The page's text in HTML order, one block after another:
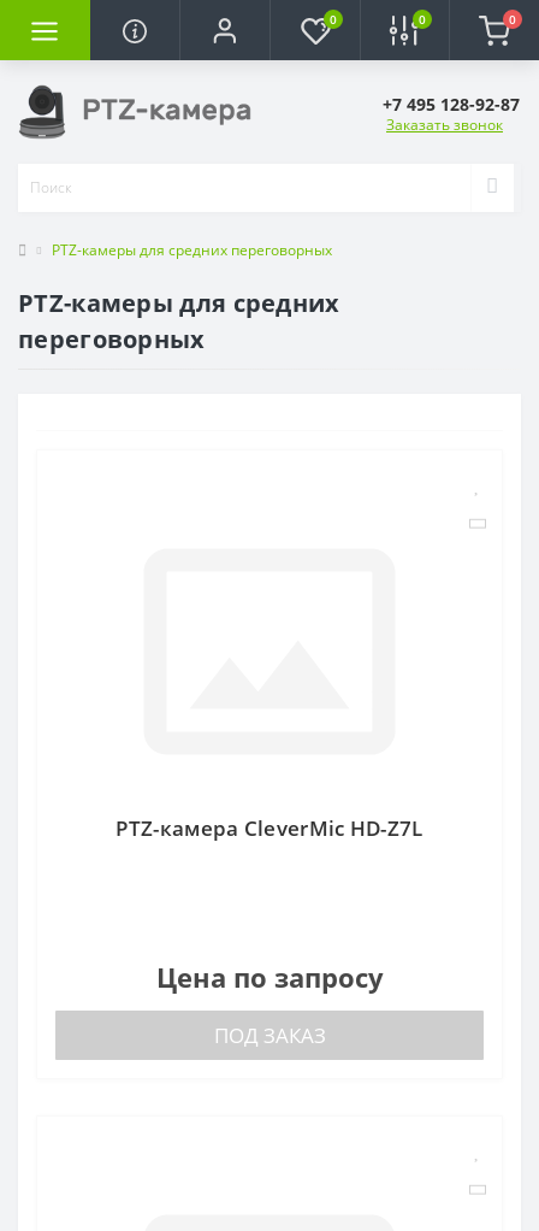
0 0 0
+7 495 128-92-87
Заказать звонок
PTZ-камеры для средних переговорных
PTZ-камеры для средних
переговорных
PTZ-камера CleverMic HD-Z7L
Цена по запросу
ПОД ЗАКАЗ